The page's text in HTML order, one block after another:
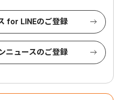
for LINEのご登録
ニュースのご登録